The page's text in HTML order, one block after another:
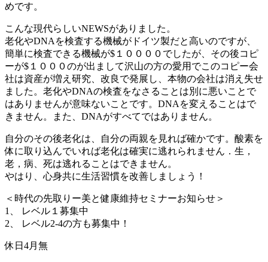
めです。
こんな現代らしいNEWSがありました。
老化やDNAを検査する機械がドイツ製だと高いのですが、
簡単に検査できる機械が$１００００でしたが、その後コピ
ーが$１０００のが出まして沢山の方の愛用でこのコピー会
社は資産が増え研究、改良で発展し、本物の会社は消え失せ
ました。老化やDNAの検査をなさることは別に悪いことで
はありませんが意味ないことです。DNAを変えることはで
きません。また、DNAがすべてではありません。
自分のその後老化は、自分の両親を見れば確かです。酸素を
体に取り込んでいれば老化は確実に逃れられません．生，
老，病、死は逃れることはできません。
やはり、心身共に生活習慣を改善しましょう！
＜時代の先取りー美と健康維持セミナーお知らせ＞
1、 レベル１募集中
2、 レベル2-4の方も募集中！
休日4月無